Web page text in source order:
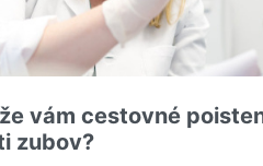
vám cestovné
zubov?